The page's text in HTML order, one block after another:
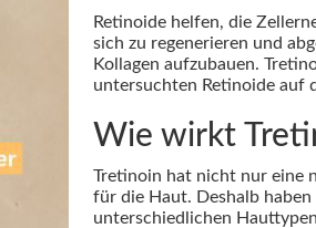
Retinoide helfen, die
sich zu regenerieren und
Kollagen aufzubauen.
untersuchten Retinoide auf
Wie wirkt
Tretinoin hat nicht nur eine
für die Haut. Deshalb
unterschiedlichen